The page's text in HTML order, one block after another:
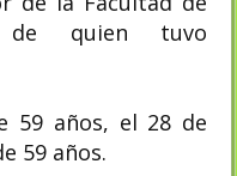
de quien tuvo
59 años, el 28 de
59 años.